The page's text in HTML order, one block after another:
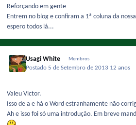
Reforçando em gente
Entrem no blog e confiram a 1ª coluna da
espero todos lá...
Usagi White Membros
Postado 5 de Setembro de 2013 12 anos
Valeu Victor.
Isso de a e há o Word estranhamente não
Ah e isso foi só uma introdução. Em breve